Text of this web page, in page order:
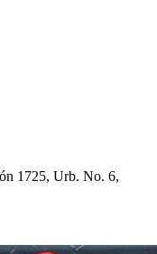
1725, Urb. No. 6,